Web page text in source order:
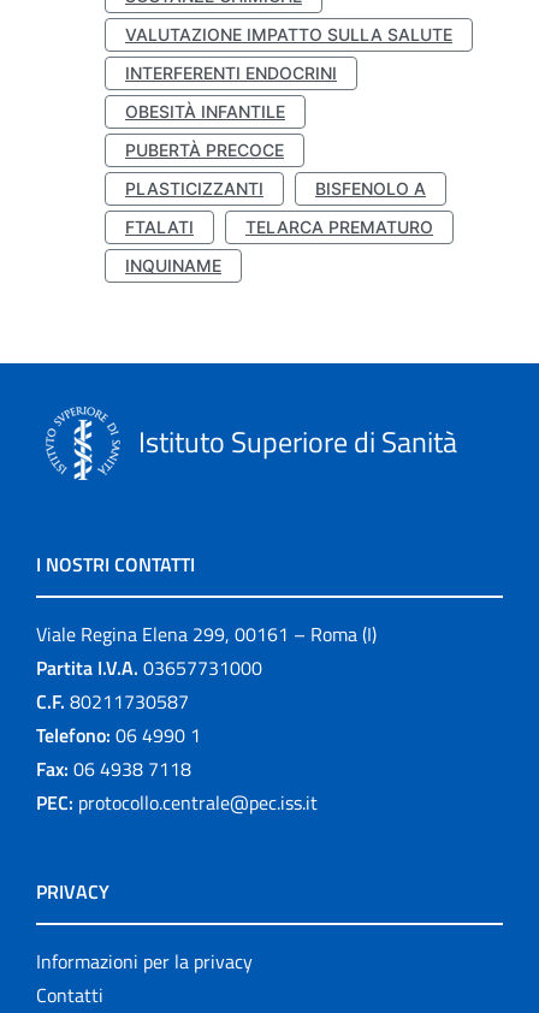
VALUTAZIONE IMPATTO SULLA SALUTE
INTERFERENTI ENDOCRINI
OBESITÀ INFANTILE
PUBERTÀ PRECOCE
PLASTICIZZANTI
BISFENOLO A
FTALATI
TELARCA PREMATURO
INQUINAME
Istituto Superiore di Sanità
I NOSTRI CONTATTI
Viale Regina Elena 299, 00161 – Roma (I)
Partita I.V.A. 03657731000
C.F. 80211730587
Telefono: 06 4990 1
Fax: 06 4938 7118
PEC: protocollo.centrale@pec.iss.it
PRIVACY
Informazioni per la privacy
Contatti